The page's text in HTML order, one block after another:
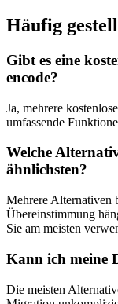
Häufig
Gibt es eine
encode?
Ja, mehrere
umfassende
Welche
ähnlichsten?
Mehrere Alternativen
Übereinstimmung
Sie am meisten
Kann ich meine
Die meisten